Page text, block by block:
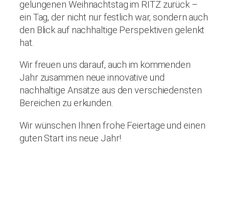
gelungenen Weihnachtstag im RITZ zurück –
ein Tag, der nicht nur festlich war, sondern auch
den Blick auf nachhaltige Perspektiven gelenkt
hat.
Wir freuen uns darauf, auch im kommenden
Jahr zusammen neue innovative und
nachhaltige Ansätze aus den verschiedensten
Bereichen zu erkunden.
Wir wünschen Ihnen frohe Feiertage und einen
guten Start ins neue Jahr!